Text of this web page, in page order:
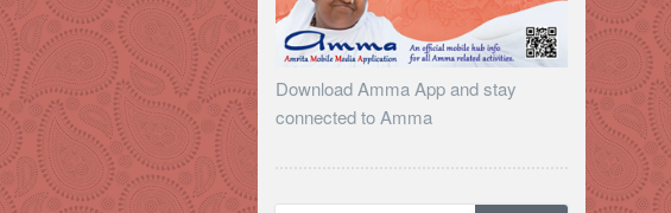
Download Amma App and stay
connected to Amma